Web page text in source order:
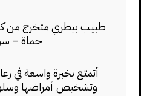
طبيب بيطري متخرج من
حماة –
أتمتع بخبرة واسعة في
وتشخيص أمراضها